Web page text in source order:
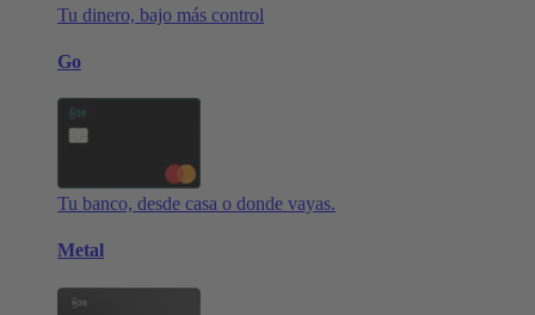
Tu dinero, bajo más control
Go
Tu banco, desde casa o donde vayas.
Metal